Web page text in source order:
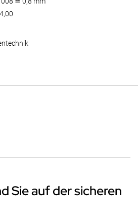
4,00
Sie auf der sicheren